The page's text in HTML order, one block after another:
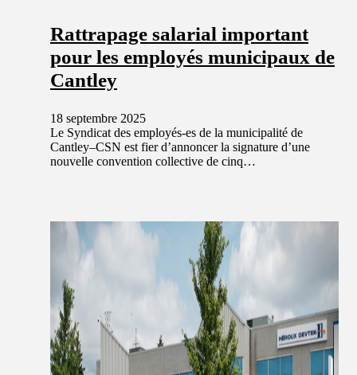
Rattrapage salarial important
pour les employés municipaux de
Cantley
18 septembre 2025
Le Syndicat des employés-es de la municipalité de
Cantley–CSN est fier d’annoncer la signature d’une
nouvelle convention collective de cinq…